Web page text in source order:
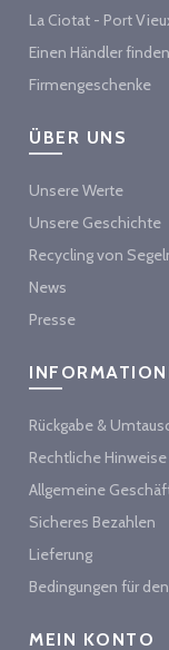
La Ciotat - Port
Einen Händler finden
Firmengeschenke
ÜBER UNS
Unsere Werte
Unsere Geschichte
Recycling von
News
Presse
Rückgabe &
Rechtliche Hinweise
Allgemeine
Sicheres Bezahlen
Lieferung
Bedingungen für
MEIN KONTO